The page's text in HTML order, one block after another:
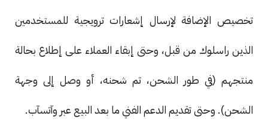
تخصيص الإضافة لإرسال إشعارات ترويجية للمستخدمين
الذين راسلوك من قبل، وحتى إبقاء العملاء على إطلاع بحالة
منتجهم (في طور الشحن، تم شحنه، أو وصل إلى وجهة
الشحن). وحتى تقديم الدعم الفني ما بعد البيع عبر وآتسآب.